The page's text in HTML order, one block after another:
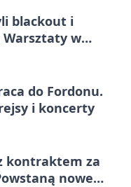
blackout i
Warsztaty w
do Fordonu.
i koncerty
kontraktem za
nowe